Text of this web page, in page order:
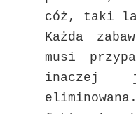
cóż, taki
Każda
musi